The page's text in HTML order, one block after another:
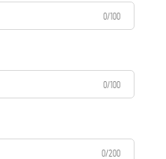
0/100
0/100
0/200